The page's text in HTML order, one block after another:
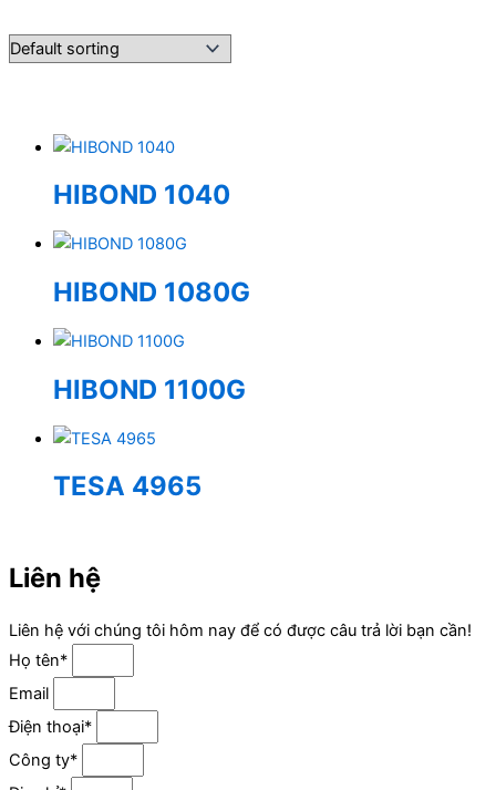
HIBOND 1040
HIBOND 1080G
HIBOND 1100G
TESA 4965
Liên hệ
Liên hệ với chúng tôi hôm nay để có được câu trả lời bạn cần!
Họ tên*
Email
Điện thoại*
Công ty*